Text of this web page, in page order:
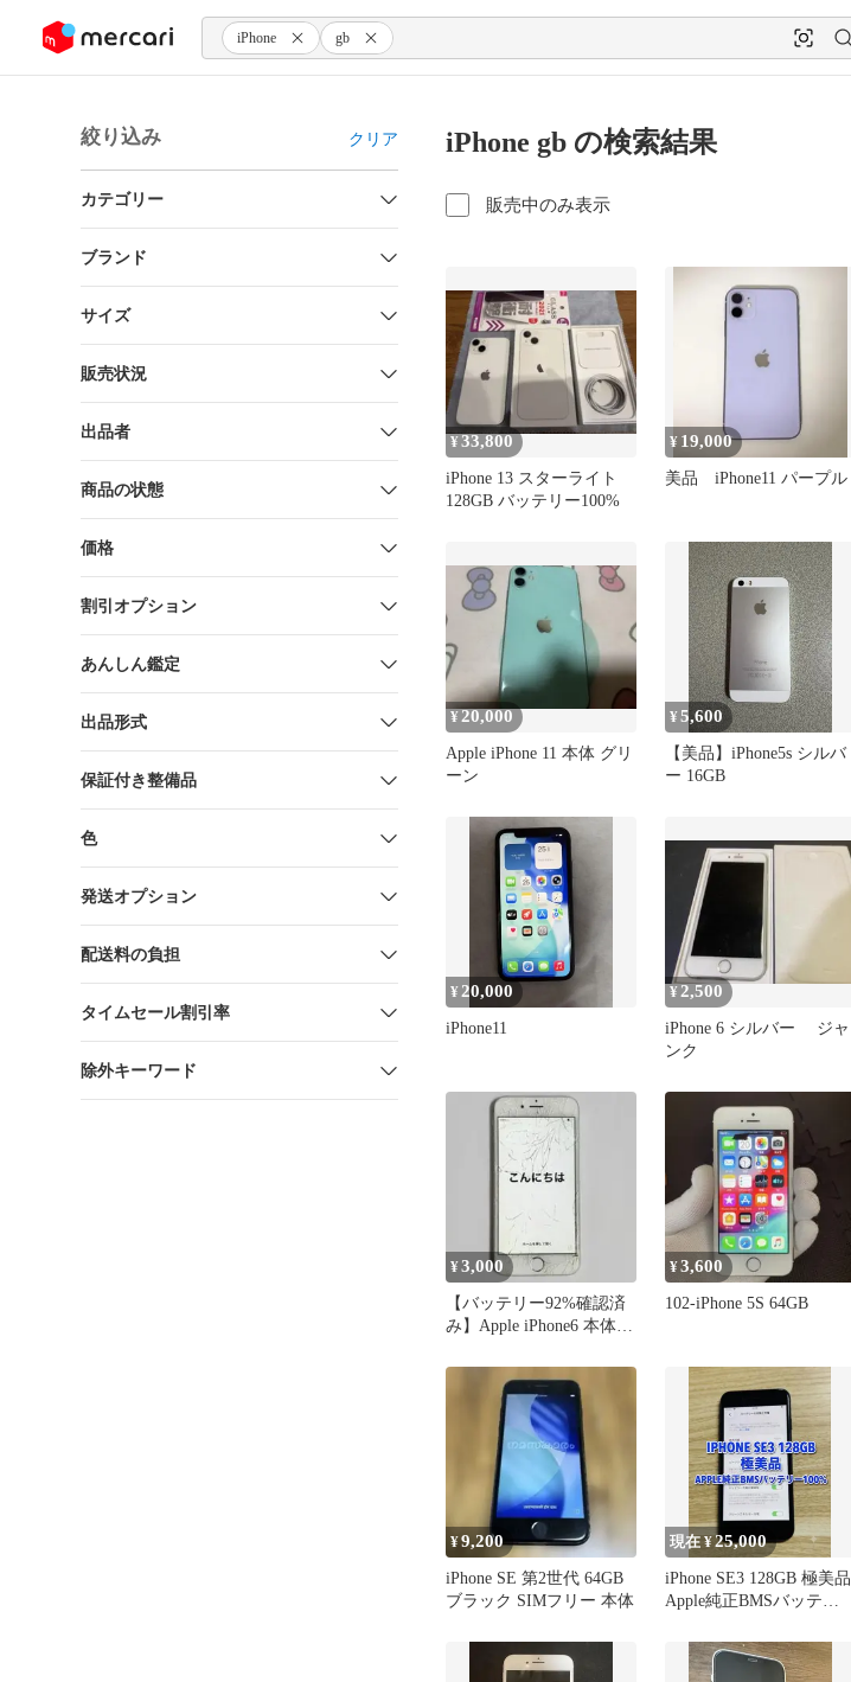
ツにスキップ iPhone gb
絞り込み クリア
カテゴリー
ブランド
サイズ
販売状況
出品者
商品の状態
価格
割引オプション
あんしん鑑定
出品形式
保証付き整備品
色
発送オプション
配送料の負担
タイムセール割引率
除外キーワード
iPhone gb の検索結果
販売中のみ表示
¥33,800
iPhone 13 スターライト
128GB バッテリー100%
¥ 19,000
美品 iPhone11 パープル
¥ 20,000
Apple iPhone 11 本体 グリ
ーン
¥5,600
【美品】iPhone5s シルバ
ー 16GB
¥ 20,000
iPhone11
¥ 2,500
iPhone 6 シルバー ジャ
ンク
¥3,000
【バッテリー92%確認済
み】Apple iPhone6 本体
¥3,600
102-iPhone 5S 64GB
¥9,200
iPhone SE 第2世代 64GB
ブラック SIMフリー 本体
現在 ¥25,000
iPhone SE3 128GB 極美品
Apple純正BMSバッテリ